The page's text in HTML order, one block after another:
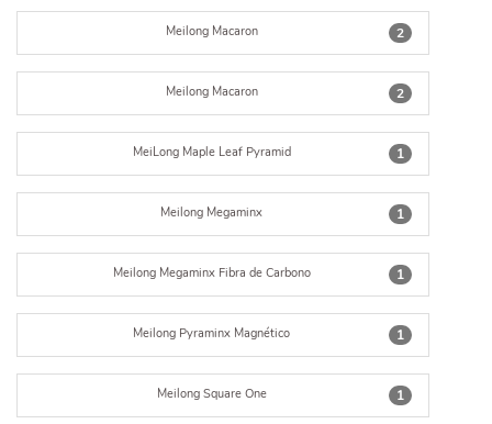
2
Meilong Macaron
2
Meilong Macaron
1
MeiLong Maple Leaf Pyramid
1
Meilong Megaminx
1
Meilong Megaminx Fibra de Carbono
1
Meilong Pyraminx Magnético
1
Meilong Square One